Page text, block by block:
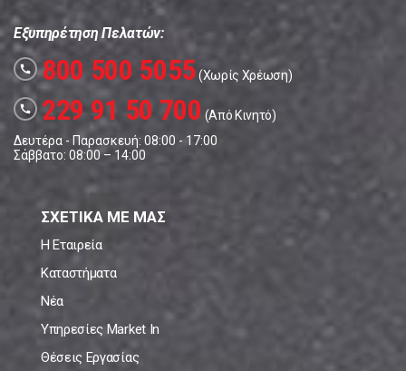
Εξυπηρέτηση Πελατών:
call 800 500 5055(Χωρίς Χρέωση)
call 229 91 50 700 (Από Κινητό)
Δευτέρα - Παρασκευή: 08:00 - 17:00
Σάββατο: 08:00 – 14:00
ΣΧΕΤΙΚΑ ΜΕ ΜΑΣ
Η Εταιρεία
Καταστήματα
Νέα
Υπηρεσίες Market In
Θέσεις Εργασίας